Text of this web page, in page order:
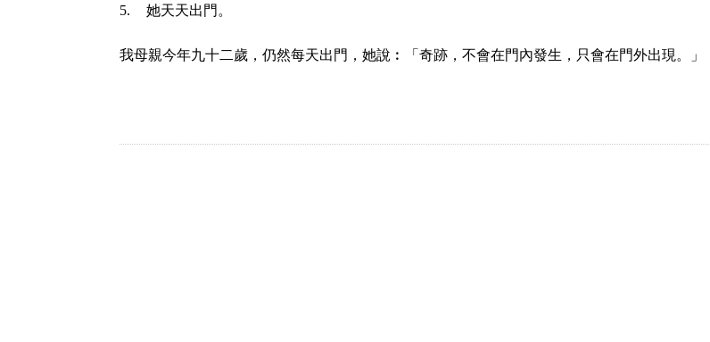
5.
她天天出門。
我母親今年九十二歲，仍然每天出門，她說︰「奇跡，不會在門內發生，只會在門外出現。」